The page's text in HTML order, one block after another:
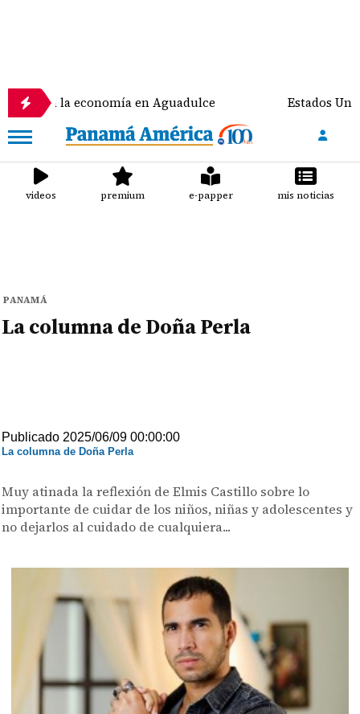
la economía en Aguadulce Estados
videos premium e-papper mis noticias
PANAMÁ
La columna de Doña Perla
Publicado 2025/06/09 00:00:00
La columna de Doña Perla
Muy atinada la reflexión de Elmis Castillo sobre lo
importante de cuidar de los niños, niñas y adolescentes y
no dejarlos al cuidado de cualquiera...